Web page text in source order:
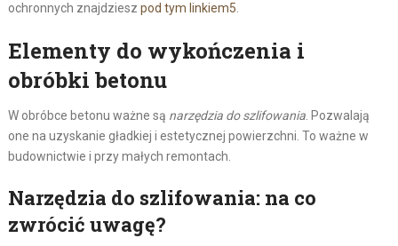
ochronnych znajdziesz pod tym linkiem5.
Elementy do wykończenia i
obróbki betonu
W obróbce betonu ważne są narzędzia do szlifowania. Pozwalają
one na uzyskanie gładkiej i estetycznej powierzchni. To ważne w
budownictwie i przy małych remontach.
Narzędzia do szlifowania: na co
zwrócić uwagę?